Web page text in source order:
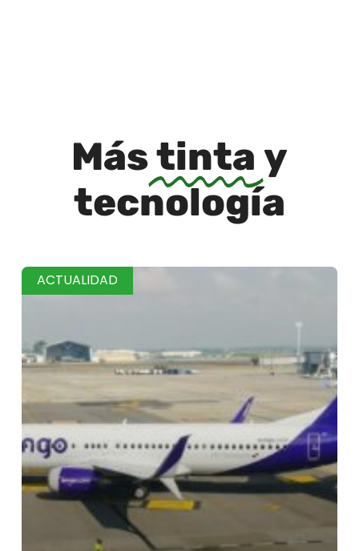
Mástinta y
tecnología
ACTUALIDAD